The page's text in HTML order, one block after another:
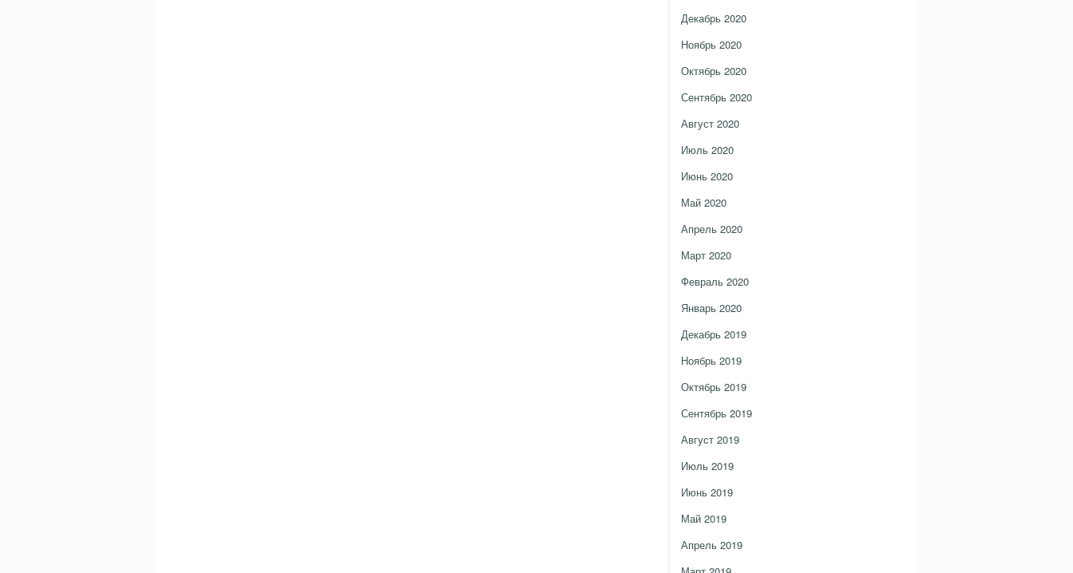
Декабрь 2020
Ноябрь 2020
Октябрь 2020
Сентябрь 2020
Август 2020
Июль 2020
Июнь 2020
Май 2020
Апрель 2020
Март 2020
Февраль 2020
Январь 2020
Декабрь 2019
Ноябрь 2019
Октябрь 2019
Сентябрь 2019
Август 2019
Июль 2019
Июнь 2019
Май 2019
Апрель 2019